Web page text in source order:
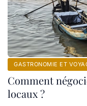
GASTRONOMIE ET
Comment
locaux ?